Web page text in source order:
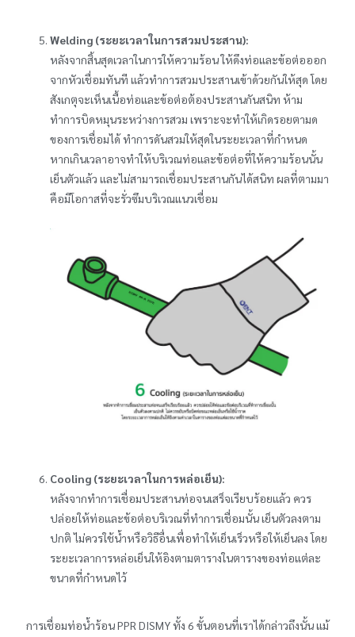
Welding (ระยะเวลาในการสวมประสาน):
หลังจากสิ้นสุดเวลาในการให้ความร้อน ให้ดึงท่อและข้อต่อออก
จากหัวเชื่อมทันที แล้วทำการสวมประสานเข้าด้วยกันให้สุด โดย
สังเกตุจะเห็นเนื้อท่อและข้อต่อต้องประสานกันสนิท ห้าม
ทำการบิดหมุนระหว่างการสวม เพราะจะทำให้เกิดรอยตามด
ของการเชื่อมได้ ทำการดันสวมให้สุดในระยะเวลาที่กำหนด
หากเกินเวลาอาจทำให้บริเวณท่อและข้อต่อที่ให้ความร้อนนั้น
เย็นตัวแล้ว และไม่สามารถเชื่อมประสานกันได้สนิท ผลที่ตามมา
คือมีโอกาสที่จะรั่วซึมบริเวณแนวเชื่อม
Cooling (ระยะเวลาในการหล่อเย็น):
หลังจากทำการเชื่อมประสานท่อจนเสร็จเรียบร้อยแล้ว ควร
ปล่อยให้ท่อและข้อต่อบริเวณที่ทำการเชื่อมนั้น เย็นตัวลงตาม
ปกติ ไม่ควรใช้น้ำหรือวิธีอื่นเพื่อทำให้เย็นเร็วหรือให้เย็นลง โดย
ระยะเวลาการหล่อเย็นให้อิงตามตารางในตารางของท่อแต่ละ
ขนาดที่กำหนดไว้
การเชื่อมท่อน้ำร้อน PPR DISMY ทั้ง 6 ขั้นตอนที่เราได้กล่าวถึงนั้น แม้